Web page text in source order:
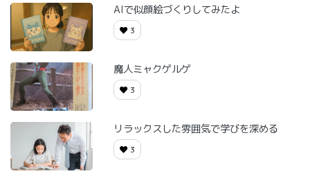
AIで似顔絵づくりしてみたよ
3
魔人ミャクゲルゲ
3
リラックスした雰囲気で学びを深める
3